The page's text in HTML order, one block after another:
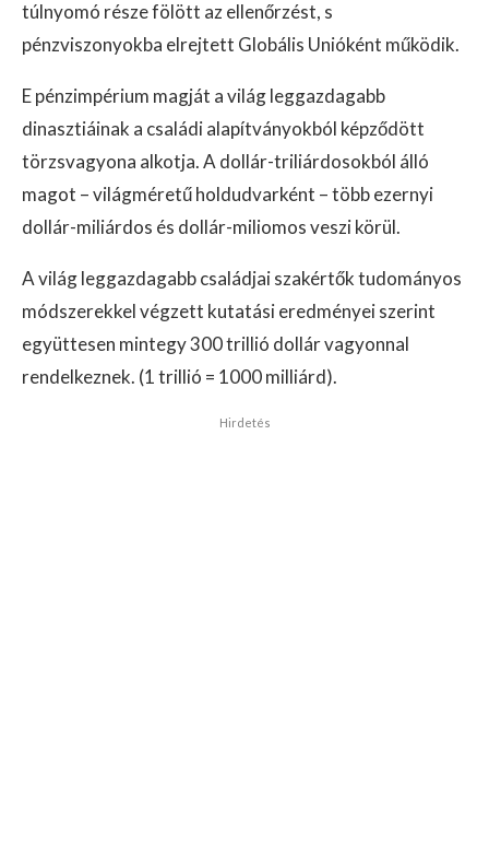
túlnyomó része fölött az ellenőrzést, s
pénzviszonyokba elrejtett Globális Unióként működik.
E pénzimpérium magját a világ leggazdagabb
dinasztiáinak a családi alapítványokból képződött
törzsvagyona alkotja. A dollár-triliárdosokból álló
magot – világméretű holdudvarként – több ezernyi
dollár-miliárdos és dollár-miliomos veszi körül.
A világ leggazdagabb családjai szakértők tudományos
módszerekkel végzett kutatási eredményei szerint
együttesen mintegy 300 trillió dollár vagyonnal
rendelkeznek. (1 trillió = 1000 milliárd).
Hirdetés